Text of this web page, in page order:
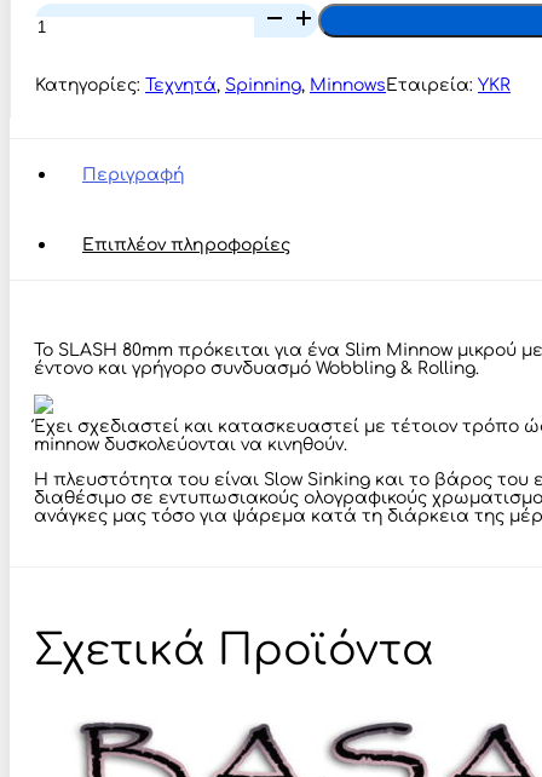
YKR
SLASH
ποσότητα
Κατηγορίες: Τεχνητά, Spinning, Minnows Εταιρεία: YKR
Περιγραφή
Επιπλέον πληροφορίες
Το SLASH 80mm πρόκειται για ένα Slim Minnow
έντονο και γρήγορο συνδυασμό Wobbling & Rolling.
Έχει σχεδιαστεί και κατασκευαστεί με τέτοιον τρόπο
minnow δυσκολεύονται να κινηθούν.
Η πλευστότητα του είναι Slow Sinking και το βάρος του
διαθέσιμο σε εντυπωσιακούς ολογραφικούς
ανάγκες μας τόσο για ψάρεμα κατά τη διάρκεια της
Σχετικά Προϊόντα